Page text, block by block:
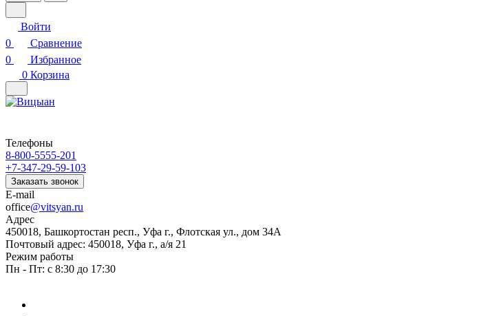
Войти
0
Сравнение
0
Избранное
0 Корзина
Телефоны
8-800-5555-201
+7-347-29-59-103
Заказать звонок
E-mail
office@vitsyan.ru
Адрес
450018, Башкортостан респ., Уфа г., Флотская ул., дом 34А
Почтовый адрес: 450018, Уфа г., а/я 21
Режим работы
Пн - Пт: с 8:30 до 17:30